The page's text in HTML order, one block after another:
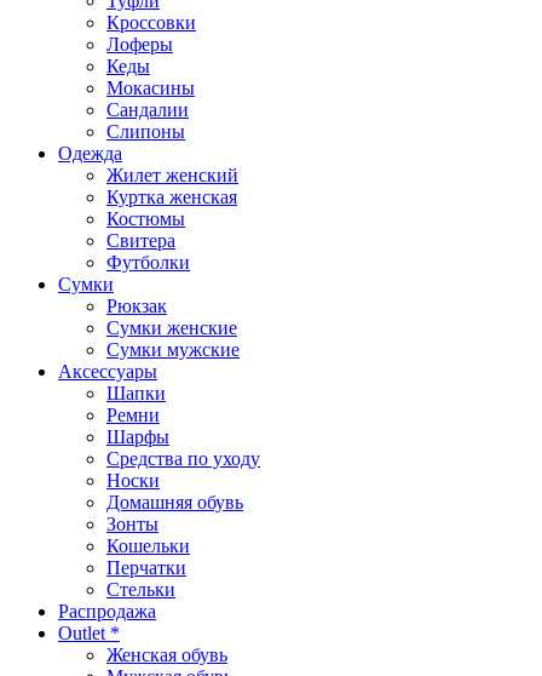
Кроссовки
Лоферы
Кеды
Мокасины
Сандалии
Слипоны
Одежда
Жилет женский
Куртка женская
Костюмы
Свитера
Футболки
Сумки
Рюкзак
Сумки женские
Сумки мужские
Аксеcсуары
Шапки
Ремни
Шарфы
Средства по уходу
Носки
Домашняя обувь
Зонты
Кошельки
Перчатки
Стельки
Распродажа
Outlet *
Женская обувь